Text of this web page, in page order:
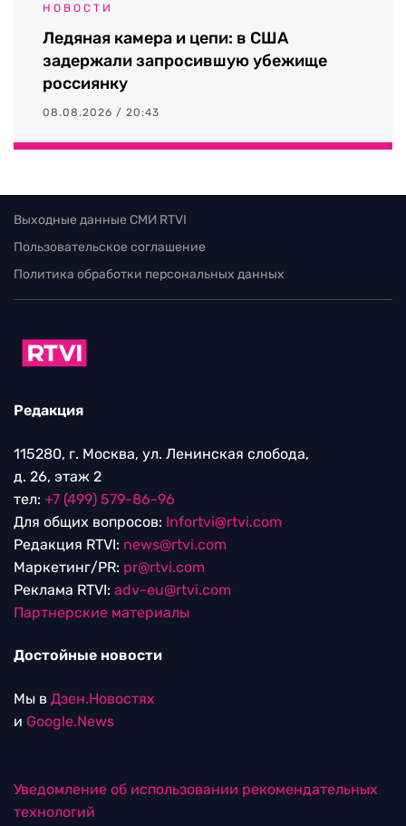
НОВОСТИ
Ледяная камера и цепи: в США
задержали запросившую убежище
россиянку
08.08.2026 / 20:43
Выходные данные СМИ RTVI
Пользовательское соглашение
Политика обработки персональных данных
Редакция
115280, г. Москва, ул. Ленинская слобода,
д. 26, этаж 2
тел: +7 (499) 579-86-96
Для общих вопросов: Infortvi@rtvi.com
Редакция RTVI: news@rtvi.com
Маркетинг/PR: pr@rtvi.com
Реклама RTVI: adv-eu@rtvi.com
Партнерские материалы
Достойные новости
Мы в Дзен.Новостях
и Google.News
Уведомление об использовании рекомендательных
технологий